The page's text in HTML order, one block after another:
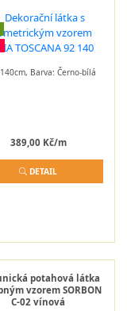
Barva: Černo-bílá
389,00 Kč/m
DETAIL
potahová látka
vzorem SORBON
C-02 vínová